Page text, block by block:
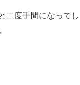
二度手間になってし